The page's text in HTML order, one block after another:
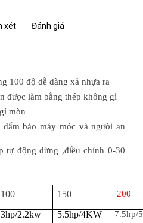
xét Đánh giá
100 độ dễ dàng xả nhựa ra
được làm bằng thép không gỉ
mòn
bảo máy móc và người an
tự động dừng ,điều chỉnh 0-30
100 150 200
3hp/2.2kw 5.5hp/4KW
7.5hp/